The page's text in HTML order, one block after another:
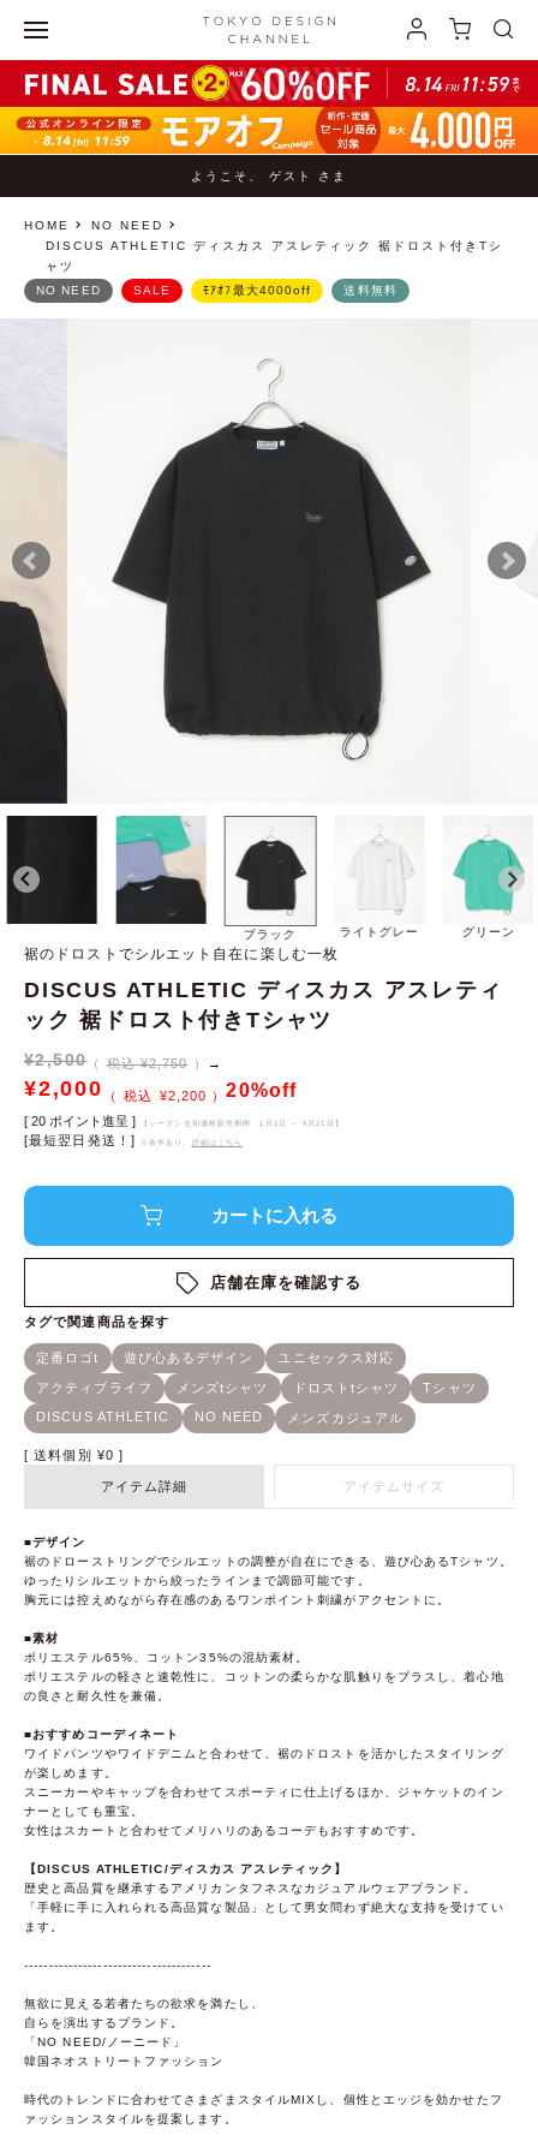
ようこそ、 ゲスト さま
HOME
NO NEED
DISCUS ATHLETIC ディスカス アスレティック 裾ドロスト付きTシ
ャツ
ブラック ライトグレー グリーン
NO NEED SALE ﾓｱｵﾌ最大4000off 送料無料
裾のドロストでシルエット自在に楽しむ一枚
DISCUS ATHLETIC ディスカス アスレティ
ック 裾ドロスト付きTシャツ
¥2,500 税込 ¥2,750 →
¥2,000 ¥2,200 20%off
[ 20 ポイント進呈 ] 【シーズン当初価格販売期間 1月1日 ～ 4月21日 】
[最短翌日発送！] ※条件あり、 詳細はこちら
店舗在庫を確認する
送料個別 ¥0
アイテム詳細 アイテムサイズ
■デザイン
裾のドローストリングでシルエットの調整が自在にできる、遊び心あるTシャツ。
ゆったりシルエットから絞ったラインまで調節可能です。
胸元には控えめながら存在感のあるワンポイント刺繍がアクセントに。
■素材
ポリエステル65%、コットン35%の混紡素材。
ポリエステルの軽さと速乾性に、コットンの柔らかな肌触りをプラスし、着心地
の良さと耐久性を兼備。
■おすすめコーディネート
ワイドパンツやワイドデニムと合わせて、裾のドロストを活かしたスタイリング
が楽しめます。
スニーカーやキャップを合わせてスポーティに仕上げるほか、ジャケットのイン
ナーとしても重宝。
女性はスカートと合わせてメリハリのあるコーデもおすすめです。
【DISCUS ATHLETIC/ディスカス アスレティック】
歴史と高品質を継承するアメリカンタフネスなカジュアルウェアブランド。
「手軽に手に入れられる高品質な製品」として男女問わず絶大な支持を受けてい
ます。
--------------------------------------
無欲に見える若者たちの欲求を満たし、
自らを演出するブランド。
「NO NEED/ノーニード」
韓国ネオストリートファッション
時代のトレンドに合わせてさまざまスタイルMIXし、個性とエッジを効かせたフ
ァッションスタイルを提案します。